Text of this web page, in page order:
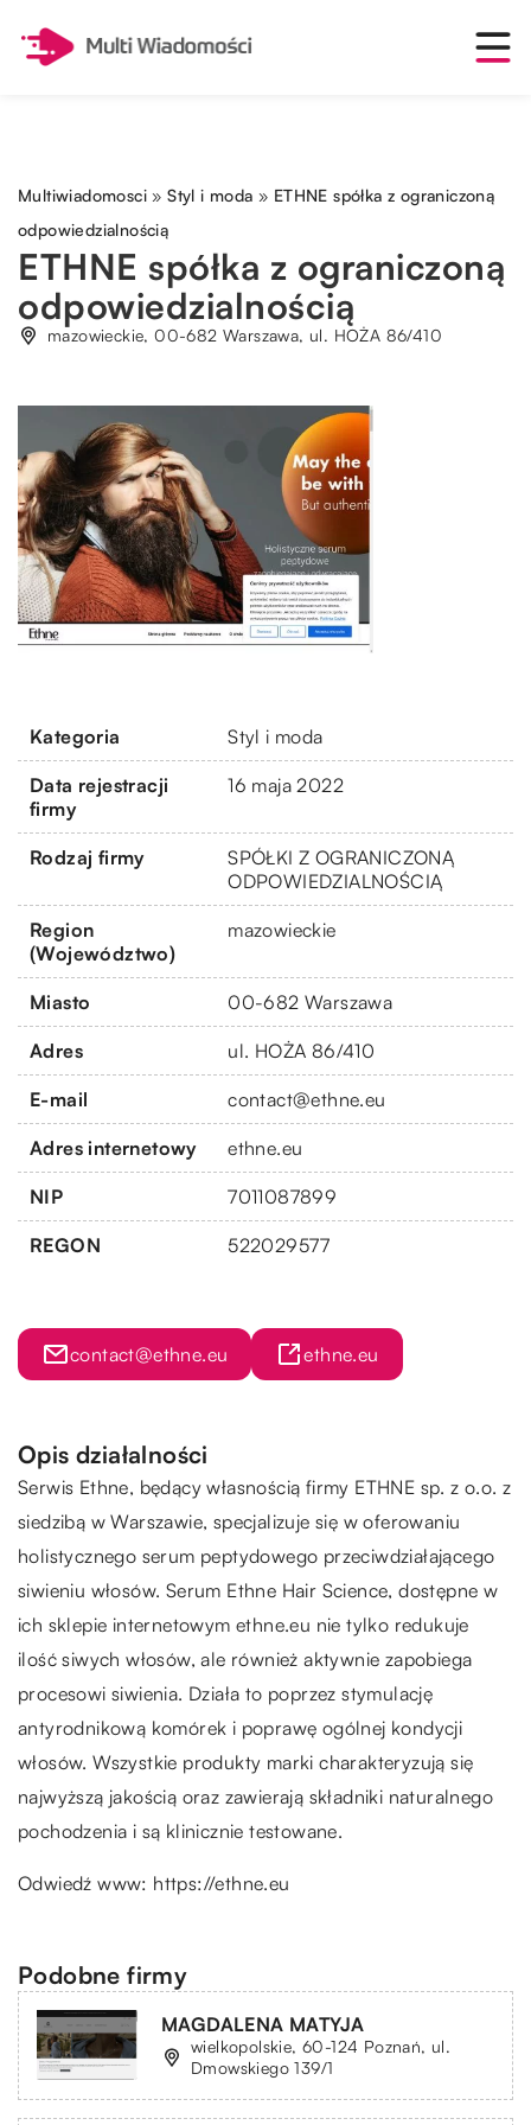
Multiwiadomosci »Styl i moda » ETHNE spółka z ograniczoną
odpowiedzialnością
ETHNE spółka z ograniczoną
odpowiedzialnością
mazowieckie, 00-682 Warszawa, ul. HOŻA 86/410
Kategoria Styl i moda
Data rejestracji
firmy
16 maja 2022
Rodzaj firmy
SPÓŁKI Z OGRANICZONĄ
ODPOWIEDZIALNOŚCIĄ
Region
(Województwo)
mazowieckie
Miasto 00-682 Warszawa
Adres ul. HOŻA 86/410
E-mail contact@ethne.eu
Adres internetowy ethne.eu
NIP 7011087899
REGON 522029577
contact@ethne.eu ethne.eu
Opis działalności
Serwis Ethne, będący własnością firmy ETHNE sp. z o.o. z
siedzibą w Warszawie, specjalizuje się w oferowaniu
holistycznego serum peptydowego przeciwdziałającego
siwieniu włosów. Serum Ethne Hair Science, dostępne w
ich sklepie internetowym ethne.eu nie tylko redukuje
ilość siwych włosów, ale również aktywnie zapobiega
procesowi siwienia. Działa to poprzez stymulację
antyrodnikową komórek i poprawę ogólnej kondycji
włosów. Wszystkie produkty marki charakteryzują się
najwyższą jakością oraz zawierają składniki naturalnego
pochodzenia i są klinicznie testowane.
Odwiedź www: https://ethne.eu
Podobne firmy
MAGDALENA MATYJA
wielkopolskie, 60-124 Poznań, ul.
Dmowskiego 139/1